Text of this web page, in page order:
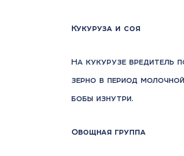
Кукуруза и соя
На кукурузе вредитель
зерно в период
бобы изнутри.
Овощная группа